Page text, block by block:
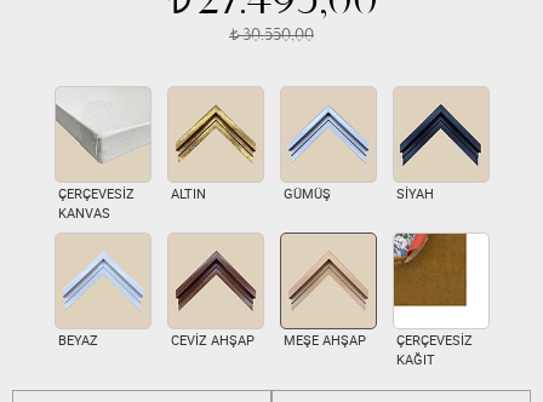
t30.550,00
ÇERÇEVESİZ
KANVAS
ALTIN GÜMÜŞ SİYAH
BEYAZ CEVİZ AHŞAP MEŞE AHŞAP
ÇERÇEVESİZ
KAĞIT